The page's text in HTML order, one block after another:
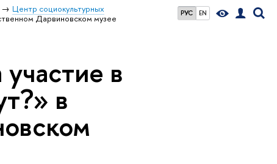
РУС EN
Центр социокультурных
Дарвиновском музее
в
в